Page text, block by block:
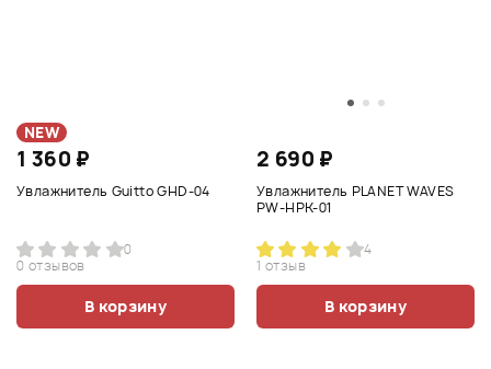
NEW
1 360 ₽
Увлажнитель Guitto GHD-04
0
0 отзывов
В корзину
2 690 ₽
Увлажнитель PLANET WAVES
PW-HPK-01
4
1 отзыв
В корзину